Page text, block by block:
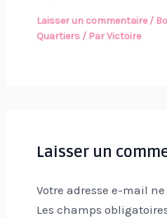
Laisser un commentaire /
Quartiers/ ParVictoire
Laisser un
Votre adresse e-mail
Les champs